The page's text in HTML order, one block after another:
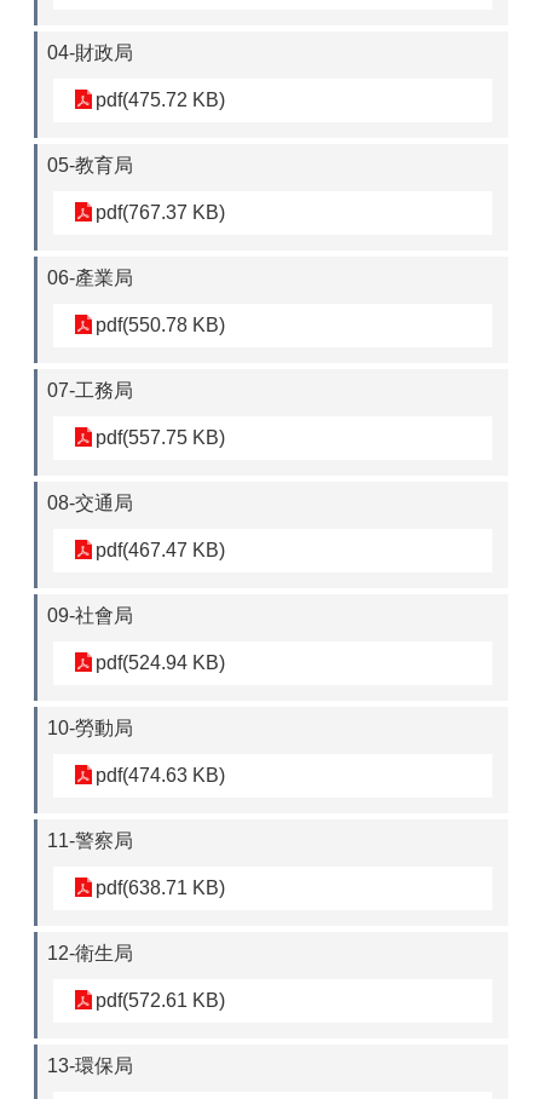
04-財政局
pdf(475.72 KB)
05-教育局
pdf(767.37 KB)
06-產業局
pdf(550.78 KB)
07-工務局
pdf(557.75 KB)
08-交通局
pdf(467.47 KB)
09-社會局
pdf(524.94 KB)
10-勞動局
pdf(474.63 KB)
11-警察局
pdf(638.71 KB)
12-衛生局
pdf(572.61 KB)
13-環保局